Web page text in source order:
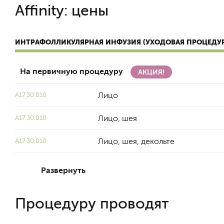
Affinity: цены
ИНТРАФОЛЛИКУЛЯРНАЯ ИНФУЗИЯ (УХОДОВАЯ
На первичную процедуру АКЦИЯ!
А17.30.010 Лицо
А17.30.010 Лицо, шея
А17.30.010 Лицо, шея, декольте
Развернуть
Процедуру проводят